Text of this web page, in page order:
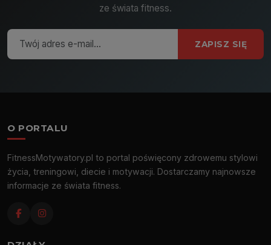
ze świata fitness.
ZAPISZ SIĘ
O PORTALU
FitnessMotywatory.pl to portal poświęcony zdrowemu stylowi
życia, treningowi, diecie i motywacji. Dostarczamy najnowsze
informacje ze świata fitness.